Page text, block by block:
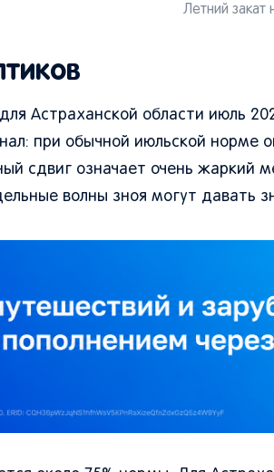
Летний закат
Астраханской области июль
при обычной июльской норме
сдвиг означает очень жаркий
волны зноя могут давать